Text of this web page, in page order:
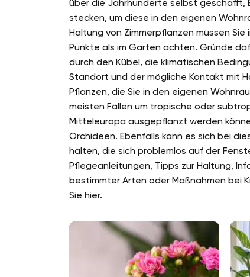
über die Jahrhunderte selbst geschafft,
stecken, um diese in den eigenen
Haltung von Zimmerpflanzen müssen
Punkte als im Garten achten. Gründe
durch den Kübel, die klimatischen
Standort und der mögliche Kontakt mit
Pflanzen, die Sie in den eigenen
meisten Fällen um tropische oder
Mitteleuropa ausgepflanzt werden
Orchideen. Ebenfalls kann es sich bei
halten, die sich problemlos auf der
Pflegeanleitungen, Tipps zur Haltung,
bestimmter Arten oder Maßnahmen bei
Sie hier.